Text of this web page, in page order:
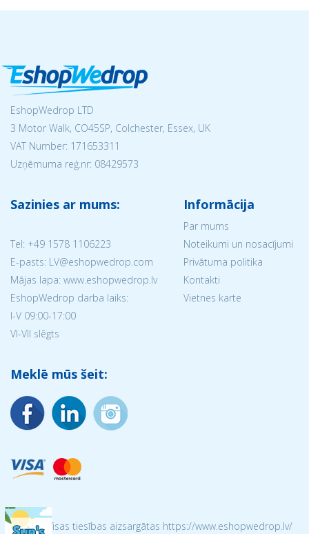
EshopWedrop LTD
3 Motor Walk, CO45SP, Colchester, Essex, UK
VAT Number: 171653311
Uzņēmuma reģ.nr: 08429573
Sazinies ar mums:
Tel: +49 1578 1106223
E-pasts: LV@eshopwedrop.com
Mājas lapa: www.eshopwedrop.lv
EshopWedrop darba laiks:
I-V 09:00-17:00
VI-VII slēgts
Informācija
Par mums
Noteikumi un nosacījumi
Privātuma politika
Kontakti
Vietnes karte
Meklē mūs šeit:
© 2026 Visas tiesības aizsargātas https://www.eshopwedrop.lv/